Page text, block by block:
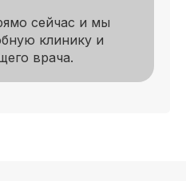
сейчас и мы
клинику и
врача.